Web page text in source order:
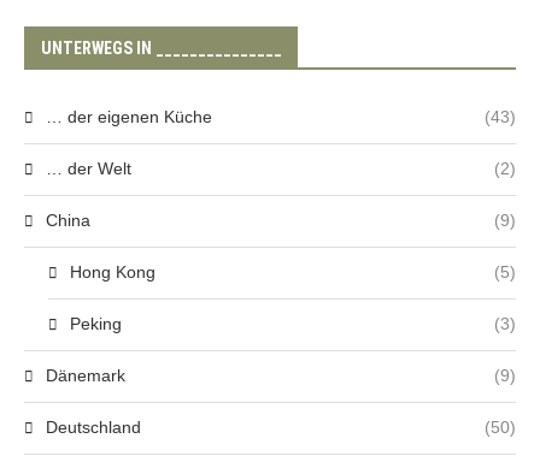
UNTERWEGS IN _______________
… der eigenen Küche (43)
… der Welt (2)
China (9)
Hong Kong (5)
Peking (3)
Dänemark (9)
Deutschland (50)